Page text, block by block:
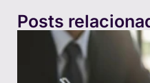
Posts